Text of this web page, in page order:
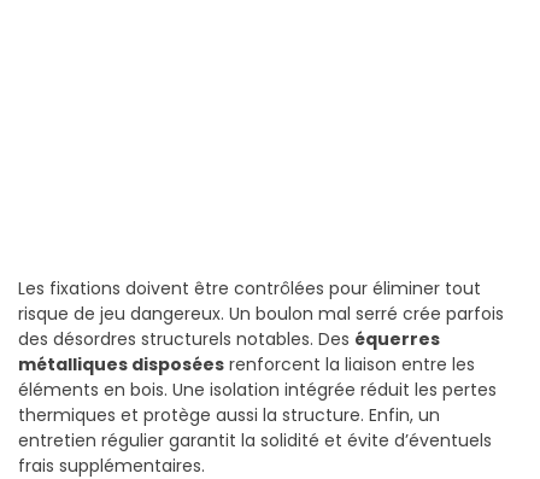
Les fixations doivent être contrôlées pour éliminer tout
risque de jeu dangereux. Un boulon mal serré crée parfois
des désordres structurels notables. Des équerres
métalliques disposées renforcent la liaison entre les
éléments en bois. Une isolation intégrée réduit les pertes
thermiques et protège aussi la structure. Enfin, un
entretien régulier garantit la solidité et évite d’éventuels
frais supplémentaires.